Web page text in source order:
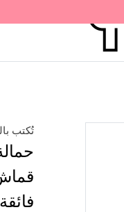
تُكتب
فائقة